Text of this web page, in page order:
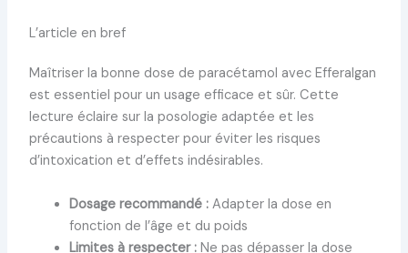
L’article en bref
Maîtriser la bonne dose de paracétamol avec Efferalgan
est essentiel pour un usage efficace et sûr. Cette
lecture éclaire sur la posologie adaptée et les
précautions à respecter pour éviter les risques
d’intoxication et d’effets indésirables.
Dosage recommandé :Adapter la dose en
fonction de l’âge et du poids
Limites à respecter :Ne pas dépasser la dose